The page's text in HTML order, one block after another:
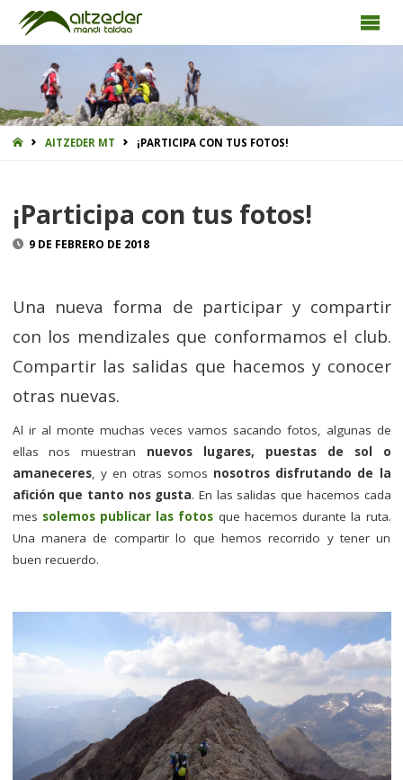
INICIOAITZEDER MT ¡PARTICIPA CON TUS FOTOS!
¡Participa con tus fotos!
9 DE FEBRERO DE 2018
Una nueva forma de participar y compartir
con los mendizales que conformamos el club.
Compartir las salidas que hacemos y conocer
otras nuevas.
Al ir al monte muchas veces vamos sacando fotos, algunas de
ellas nos muestran nuevos lugares, puestas de sol o
amaneceres, y en otras somos nosotros disfrutando de la
afición que tanto nos gusta. En las salidas que hacemos cada
mes solemos publicar las fotos que hacemos durante la ruta.
Una manera de compartir lo que hemos recorrido y tener un
buen recuerdo.